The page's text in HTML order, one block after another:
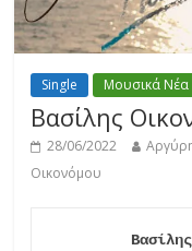
Single Μουσικά Νέα
Βασίλης
28/06/2022
Οικονόμου